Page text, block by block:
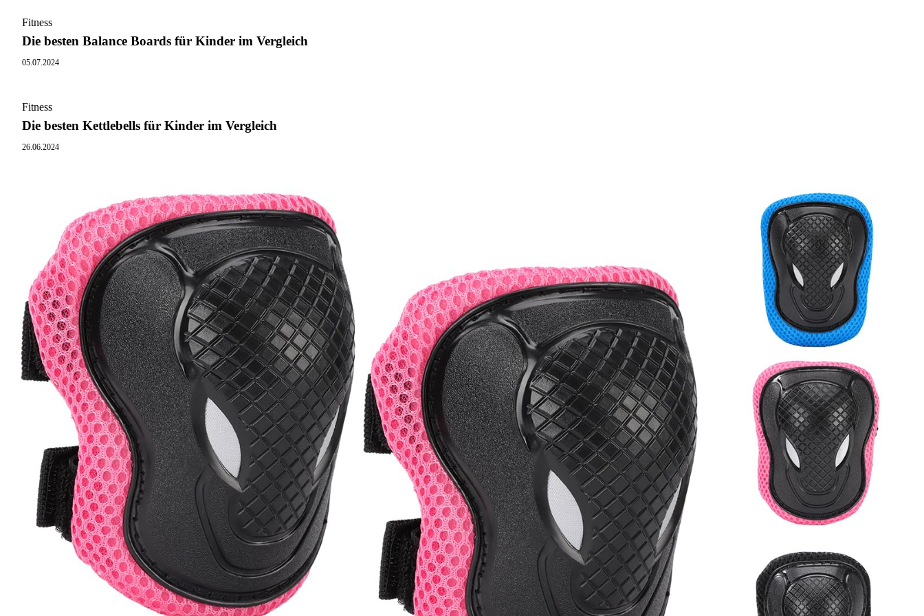
Fitness
Die besten Balance Boards für Kinder im Vergleich
05.07.2024
Fitness
Die besten Kettlebells für Kinder im Vergleich
26.06.2024